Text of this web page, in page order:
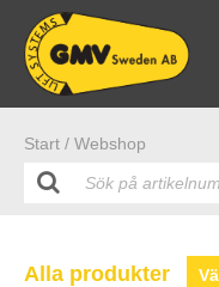
Start / Webshop
Alla produkter